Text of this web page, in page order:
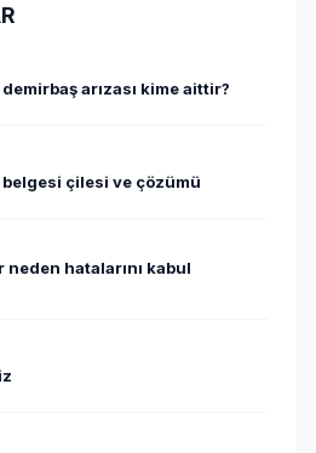
demirbaş arızası kime aittir?
çilesi ve çözümü
neden hatalarını kabul